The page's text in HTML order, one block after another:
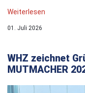
Weiterlesen
01. Juli 2026
WHZ zeichnet
MUTMACHER